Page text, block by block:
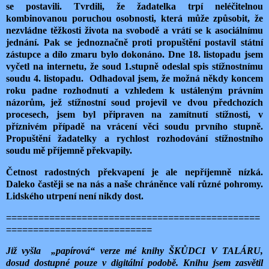
se postavili. Tvrdili, že žadatelka trpí neléčitelnou
kombinovanou poruchou osobnosti, která může způsobit, že
nezvládne těžkosti života na svobodě a vrátí se k asociálnímu
jednání. Pak se jednoznačně proti propuštění postavil státní
zástupce a dílo zmaru bylo dokonáno. Dne 18. listopadu jsem
vyčetl na internetu, že soud 1.stupně odeslal spis stížnostnímu
soudu 4. listopadu. Odhadoval jsem, že možná někdy koncem
roku padne rozhodnutí a vzhledem k ustáleným právním
názorům, jež stížnostní soud projevil ve dvou předchozích
procesech, jsem byl připraven na zamítnutí stížnosti, v
příznivém případě na vrácení věci soudu prvního stupně.
Propuštění žadatelky a rychlost rozhodování stížnostního
soudu mě příjemně překvapily.
Četnost radostných překvapení je ale nepříjemně nízká.
Daleko častěji se na nás a naše chráněnce valí různé pohromy.
Lidského utrpení není nikdy dost.
===============================================
===========================
Již vyšla
„papírová“ verze mé knihy ŠKŮDCI V TALÁRU,
dosud dostupné pouze v digitální podobě. Knihu jsem zasvětil